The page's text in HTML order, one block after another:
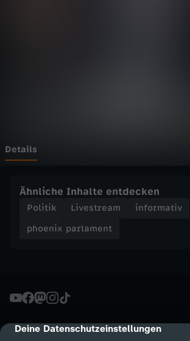
cmp-dialog-description
Deine Datenschutzeinstellungen
m
n
Ä
n
Details
Ähnliche Inhalte entdecken
Politik Livestream
informativ
phoenix parlament